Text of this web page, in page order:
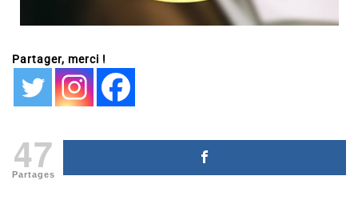
Partager, merci !
47
Partages